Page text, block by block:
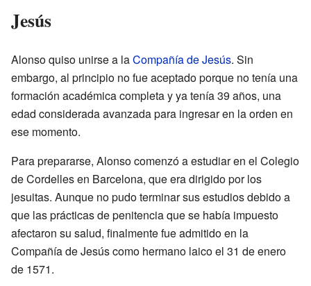
Jesús
Alonso quiso unirse a laCompañía de Jesús. Sin
embargo, al principio no fue aceptado porque no tenía una
formación académica completa y ya tenía 39 años, una
edad considerada avanzada para ingresar en la orden en
ese momento.
Para prepararse, Alonso comenzó a estudiar en el Colegio
de Cordelles en Barcelona, que era dirigido por los
jesuitas. Aunque no pudo terminar sus estudios debido a
que las prácticas de penitencia que se había impuesto
afectaron su salud, finalmente fue admitido en la
Compañía de Jesús como hermano laico el 31 de enero
de 1571.